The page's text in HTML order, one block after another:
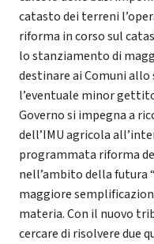
catasto dei terreni
riforma in corso sul
lo stanziamento di
destinare ai Comuni allo
l’eventuale minor
Governo si impegna a
dell’IMU agricola
programmata riforma
nell’ambito della futura
maggiore
materia. Con il nuovo
cercare di risolvere due